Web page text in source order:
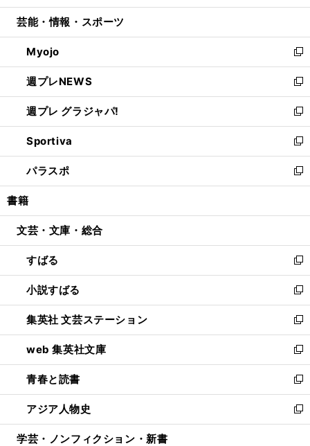
開
ウ
開
く
ン
ウ
で
開
く
ウ
ン
ド
ウ
で
開
く
し
ウ
ィ
ン
ド
ウ
で
開
く
芸能・情報・スポーツ
Myojo
新
し
い
ウ
ィ
ン
ド
ウ
で
開
週プレNEWS
新
し
い
ウ
ィ
ン
ド
ウ
開
週プレ グラジャパ!
新
し
い
ウ
ィ
ン
ウ
開
く
Sportiva
新
し
い
ウ
ン
ウ
で
開
く
パラスポ
新
し
ウ
ン
ド
ウ
で
開
く
書籍
文芸・文庫・総合
すばる
新
し
い
ウ
ィ
ン
ド
ウ
で
開
く
小説すばる
新
し
い
ウ
ィ
ン
ド
ウ
で
開
集英社 文芸ステーション
新
し
い
ウ
ィ
ン
ド
ウ
web 集英社文庫
新
し
い
ウ
ィ
ン
青春と読書
新
し
い
ウ
アジア人物史
新
し
学芸・ノンフィクション・新書